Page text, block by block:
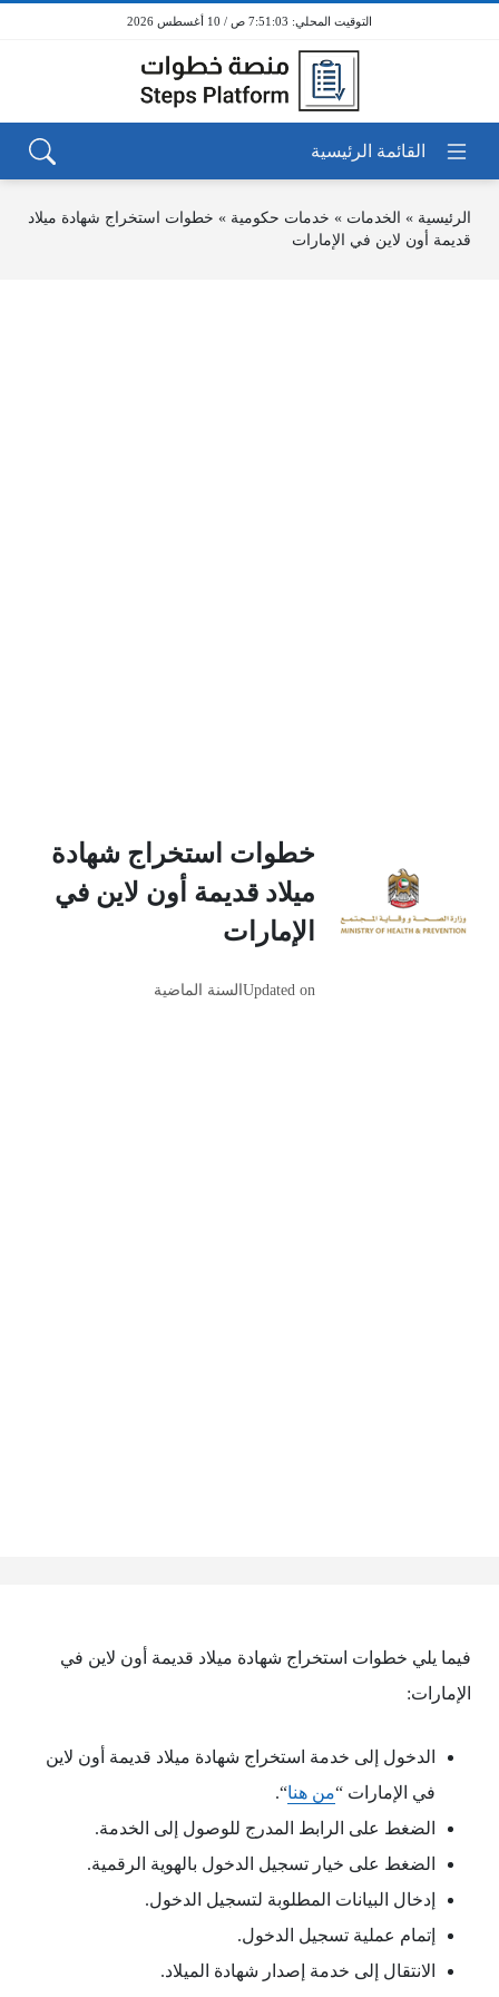
7:51:03 ص / 10 أغسطس 2026
الرئيسية » الخدمات » خدمات حكومية » خطوات استخراج شهادة ميلاد
قديمة أون لاين في الإمارات
خطوات استخراج شهادة
ميلاد قديمة أون لاين في
الإمارات
Updated onالسنة الماضية
فيما يلي خطوات استخراج شهادة ميلاد قديمة أون لاين في
الإمارات:
الدخول إلى خدمة استخراج شهادة ميلاد قديمة أون لاين
في الإمارات “من هنا“.
الضغط على الرابط المدرج للوصول إلى الخدمة.
الضغط على خيار تسجيل الدخول بالهوية الرقمية.
إدخال البيانات المطلوبة لتسجيل الدخول.
إتمام عملية تسجيل الدخول.
الانتقال إلى خدمة إصدار شهادة الميلاد.